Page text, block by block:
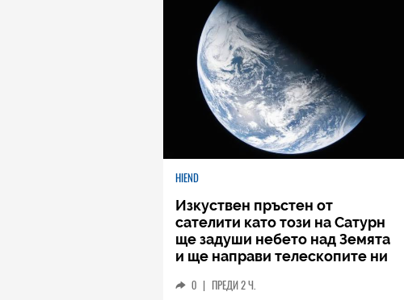
HIEND
Изкуствен пръстен от
сателити като този на Сатурн
ще задуши небето над Земята
и ще направи телескопите ни
0 | ПРЕДИ 2 Ч.